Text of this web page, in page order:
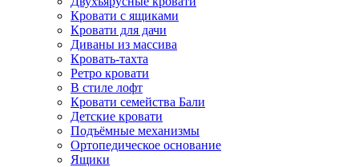
Кровати с ящиками
Кровати для дачи
Диваны из массива
Кровать-тахта
Ретро кровати
В стиле лофт
Кровати семейства Бали
Детские кровати
Подъёмные механизмы
Ортопедическое основание
Ящики